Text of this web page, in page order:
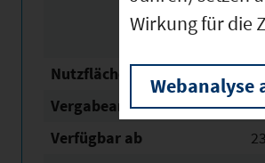
Nutzfläche
Vergabeart
Verfügbar ab
Wirkung für die
Webanalyse